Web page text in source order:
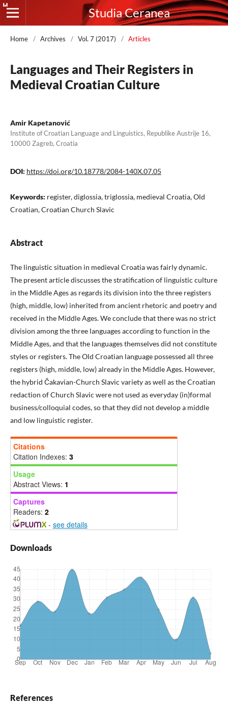
Studia Ceranea
Home / Archives / Vol. 7 (2017) / Articles
Languages and Their Registers in
Medieval Croatian Culture
Amir Kapetanović
Institute of Croatian Language and Linguistics, Republike Austrije 16,
10000 Zagreb, Croatia
DOI: https://doi.org/10.18778/2084-140X.07.05
Keywords: register, diglossia, triglossia, medieval Croatia, Old
Croatian, Croatian Church Slavic
Abstract
The linguistic situation in medieval Croatia was fairly dynamic.
The present article discusses the stratification of linguistic culture
in the Middle Ages as regards its division into the three registers
(high, middle, low) inherited from ancient rhetoric and poetry and
received in the Middle Ages. We conclude that there was no strict
division among the three languages according to function in the
Middle Ages, and that the languages themselves did not constitute
styles or registers. The Old Croatian language possessed all three
registers (high, middle, low) already in the Middle Ages. However,
the hybrid Čakavian-Church Slavic variety as well as the Croatian
redaction of Church Slavic were not used as everyday (in)formal
business/colloquial codes, so that they did not develop a middle
and low linguistic register.
Citations
Citation Indexes: 3
Usage
Abstract Views: 1
Captures
Readers: 2
- see details
Downloads
References